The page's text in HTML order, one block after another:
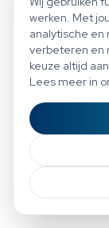
Bespaar tot
Gratis scan of
werken. Met
analytische en
verbeteren en
keuze altijd
Lees meer in